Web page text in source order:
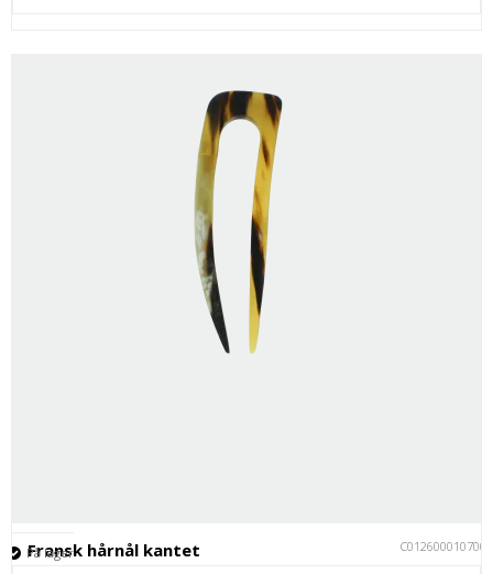
Fransk hårnål kantet C012600010700
På lager